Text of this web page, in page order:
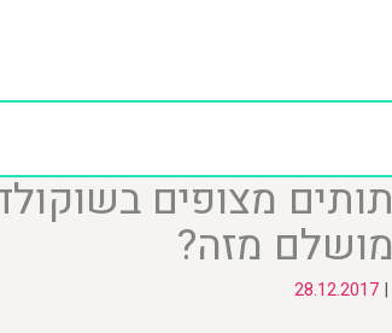
תותים מצופים
מושלם מזה?
|
28.12.2017